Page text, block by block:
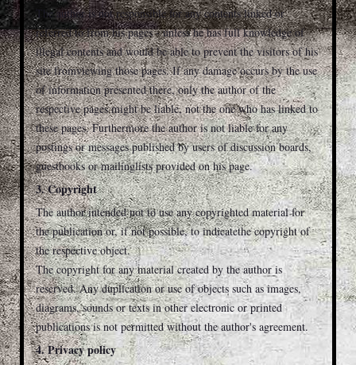
The author is not responsible for any contents linked or
referred to from his pages - unless he has full knowledge of
illegal contents and would be able to prevent the visitors of his
site fromviewing those pages. If any damage occurs by the use
of information presented there, only the author of the
respective pages might be liable, not the one who has linked to
these pages. Furthermore the author is not liable for any
postings or messages published by users of discussion boards,
guestbooks or mailinglists provided on his page.
3. Copyright
The author intended not to use any copyrighted material for
the publication or, if not possible, to indicatethe copyright of
the respective object.
The copyright for any material created by the author is
reserved. Any duplication or use of objects such as images,
diagrams, sounds or texts in other electronic or printed
publications is not permitted without the author's agreement.
4. Privacy policy